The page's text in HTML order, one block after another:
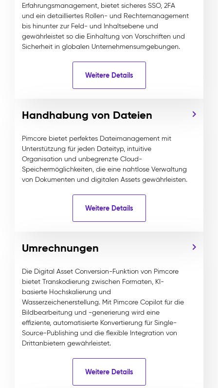
Erfahrungsmanagement, bietet sicheres SSO, 2FA
und ein detailliertes Rollen- und Rechtemanagement
bis hinunter zur Feld- und Inhaltsebene und
gewährleistet so die Einhaltung von Vorschriften und
Sicherheit in globalen Unternehmensumgebungen.
Weitere Details
Handhabung von Dateien
Pimcore bietet perfektes Dateimanagement mit
Unterstützung für jeden Dateityp, intuitive
Organisation und unbegrenzte Cloud-
Speichermöglichkeiten, die eine nahtlose Verwaltung
von Dokumenten und digitalen Assets gewährleisten.
Weitere Details
Umrechnungen
Die Digital Asset Conversion-Funktion von Pimcore
bietet Transkodierung zwischen Formaten, KI-
basierte Hochskalierung und
Wasserzeichenerstellung. Mit Pimcore Copilot für die
Bildbearbeitung und -generierung wird eine
effiziente, automatisierte Konvertierung für Single-
Source-Publishing und die flexible Integration von
Drittanbietern gewährleistet.
Weitere Details